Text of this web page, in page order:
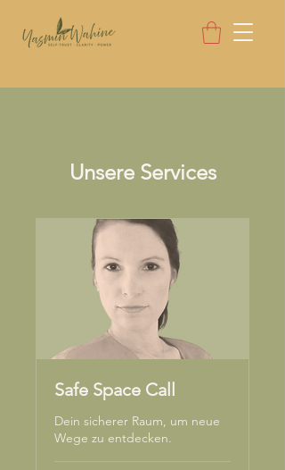
Unsere Services
Safe Space Call
Dein sicherer Raum, um neue
Wege zu entdecken.